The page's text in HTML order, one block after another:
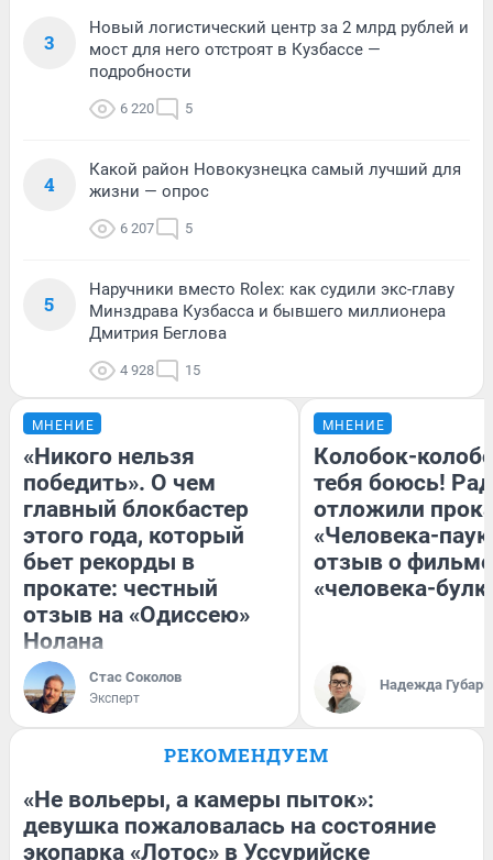
3
Новый логистический центр за 2 млрд рублей и
мост для него отстроят в Кузбассе —
подробности
6 220 5
4
Какой район Новокузнецка самый лучший для
жизни — опрос
6 207 5
5
Наручники вместо Rolex: как судили экс-главу
Минздрава Кузбасса и бывшего миллионера
Дмитрия Беглова
4 928 15
МНЕНИЕ
«Никого нельзя
победить». О чем
главный блокбастер
этого года, который
бьет рекорды в
прокате: честный
отзыв на «Одиссею»
Нолана
Стас Соколов
Эксперт
МНЕНИЕ
Колобок-
тебя боюсь!
отложили
«Человека-
отзыв о
«человека-
Надежда Губарь
РЕКОМЕНДУЕМ
«Не вольеры, а камеры пыток»:
девушка пожаловалась на состояние
экопарка «Лотос» в Уссурийске